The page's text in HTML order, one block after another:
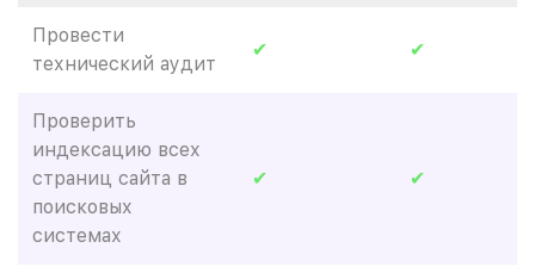
Провести
технический аудит
✔ ✔
Проверить
индексацию всех
страниц сайта в
поисковых
системах
✔ ✔